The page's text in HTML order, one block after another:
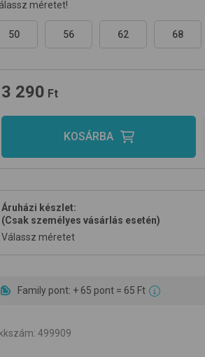
méretet!
50 56 62 68
3 290 Ft
KOSÁRBA
Áruházi készlet:
(Csak személyes vásárlás esetén)
Válassz méretet
Family pont: + 65 pont = 65 Ft
: 499909